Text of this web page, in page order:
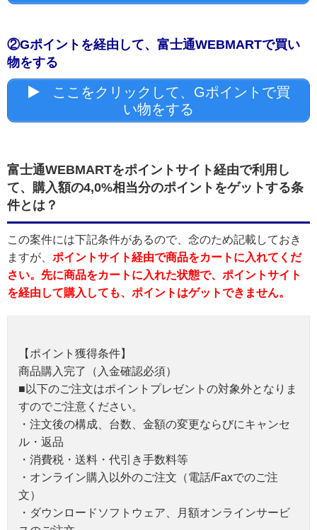
②Gポイントを経由して、富士通WEBMARTで買い
物をする
ここをクリックして、Gポイントで買
い物をする
富士通WEBMARTをポイントサイト経由で利用し
て、購入額の4,0%相当分のポイントをゲットする条
件とは？
この案件には下記条件があるので、念のため記載しておき
ますが、 ポイントサイト経由で商品をカートに入れてくだ
さい。先に商品をカートに入れた状態で、ポイントサイト
を経由して購入しても、ポイントはゲットできません。
【ポイント獲得条件】
商品購入完了（入金確認必須）
■以下のご注文はポイントプレゼントの対象外となりま
すのでご注意ください。
・注文後の構成、台数、金額の変更ならびにキャンセ
ル・返品
・消費税・送料・代引き手数料等
・オンライン購入以外のご注文（電話/Faxでのご注
文）
・ダウンロードソフトウェア、月額オンラインサービ